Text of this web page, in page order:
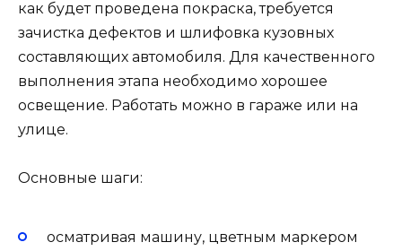
как будет проведена покраска, требуется
зачистка дефектов и шлифовка кузовных
составляющих автомобиля. Для качественного
выполнения этапа необходимо хорошее
освещение. Работать можно в гараже или на
улице.
Основные шаги:
осматривая машину, цветным маркером